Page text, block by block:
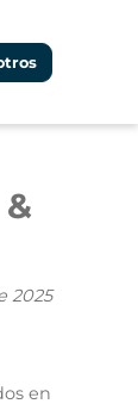
2025
en